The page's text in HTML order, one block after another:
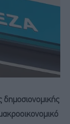
δημοσιονομικής